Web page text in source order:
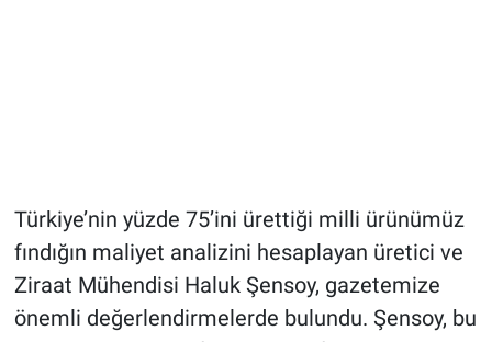
Türkiye’nin yüzde 75’ini ürettiği milli ürünümüz
fındığın maliyet analizini hesaplayan üretici ve
Ziraat Mühendisi Haluk Şensoy, gazetemize
önemli değerlendirmelerde bulundu. Şensoy, bu